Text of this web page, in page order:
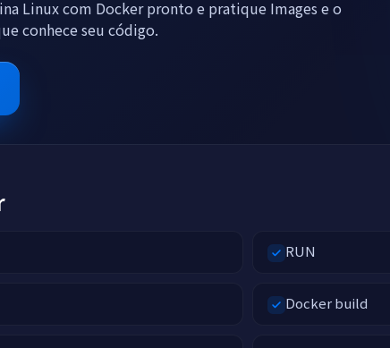
Linux com Docker pronto e pratique Images e o
conhece seu código.
RUN
Docker build